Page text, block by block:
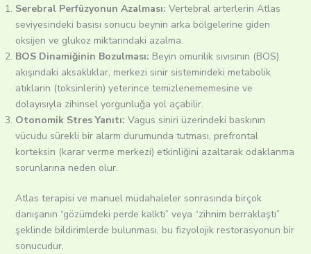
Serebral Perfüzyonun Azalması: Vertebral arterlerin Atlas
seviyesindeki basısı sonucu beynin arka bölgelerine giden
oksijen ve glukoz miktarındaki azalma.
BOS Dinamiğinin Bozulması: Beyin omurilik sıvısının (BOS)
akışındaki aksaklıklar, merkezi sinir sistemindeki metabolik
atıkların (toksinlerin) yeterince temizlenememesine ve
dolayısıyla zihinsel yorgunluğa yol açabilir.
Otonomik Stres Yanıtı: Vagus siniri üzerindeki baskının
vücudu sürekli bir alarm durumunda tutması, prefrontal
korteksin (karar verme merkezi) etkinliğini azaltarak odaklanma
sorunlarına neden olur.
Atlas terapisi ve manuel müdahaleler sonrasında birçok
danışanın “gözümdeki perde kalktı” veya “zihnim berraklaştı”
şeklinde bildirimlerde bulunması, bu fizyolojik restorasyonun bir
sonucudur.